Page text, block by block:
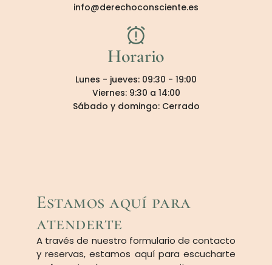
info@derechoconsciente.es
Horario
Lunes - jueves: 09:30 - 19:00
Viernes: 9:30 a 14:00
Sábado y domingo: Cerrado
Estamos aquí para
atenderte
A través de nuestro formulario de contacto
y reservas, estamos aquí para escucharte